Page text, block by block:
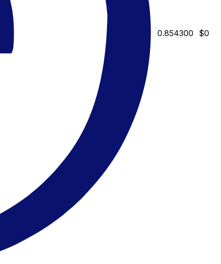
0.854300 $0